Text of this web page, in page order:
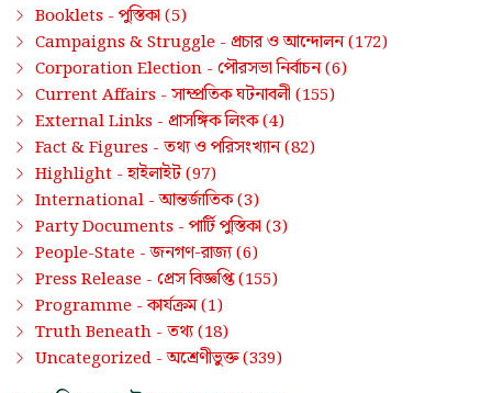
Booklets - পুস্তিকা (5)
Campaigns & Struggle - প্রচার ও আন্দোলন(172)
Corporation Election - পৌরসভা নির্বাচন(6)
Current Affairs - সাম্প্রতিক ঘটনাবলী (155)
External Links - প্রাসঙ্গিক লিংক(4)
Fact & Figures - তথ্য ও পরিসংখ্যান(82)
Highlight -হাইলাইট(97)
International -আন্তর্জাতিক(3)
Party Documents - পার্টি পুস্তিকা (3)
People-State -জনগণ-রাজ্য(6)
Press Release - প্রেস বিজ্ঞপ্তি(155)
Programme -কার্যক্রম(1)
Truth Beneath - তথ্য(18)
Uncategorized -অশ্রেণীভুক্ত(339)